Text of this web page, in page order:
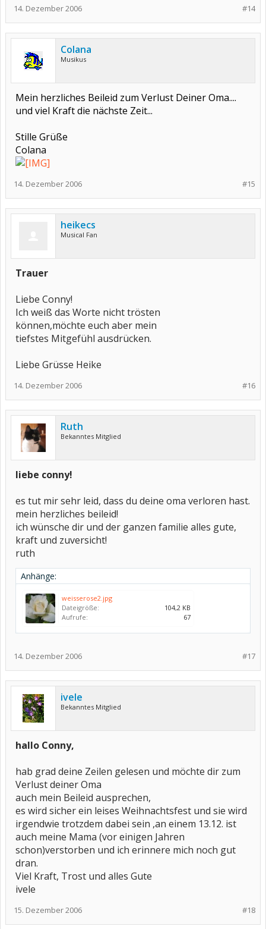
#14
14. Dezember 2006
Colana
Musikus
Mein herzliches Beileid zum Verlust Deiner Oma....
und viel Kraft die nächste Zeit...
Stille Grüße
Colana
#15
14. Dezember 2006
heikecs
Musical Fan
Trauer
Liebe Conny!
Ich weiß das Worte nicht trösten
können,möchte euch aber mein
tiefstes Mitgefühl ausdrücken.
Liebe Grüsse Heike
#16
14. Dezember 2006
Ruth
Bekanntes Mitglied
liebe conny!
es tut mir sehr leid, dass du deine oma verloren hast.
mein herzliches beileid!
ich wünsche dir und der ganzen familie alles gute,
kraft und zuversicht!
ruth
Anhänge:
weisserose2.jpg
Dateigröße:
104,2 KB
Aufrufe:
67
#17
14. Dezember 2006
ivele
Bekanntes Mitglied
hallo Conny,
hab grad deine Zeilen gelesen und möchte dir zum
Verlust deiner Oma
auch mein Beileid ausprechen,
es wird sicher ein leises Weihnachtsfest und sie wird
irgendwie trotzdem dabei sein ,an einem 13.12. ist
auch meine Mama (vor einigen Jahren
schon)verstorben und ich erinnere mich noch gut
dran.
Viel Kraft, Trost und alles Gute
ivele
#18
15. Dezember 2006